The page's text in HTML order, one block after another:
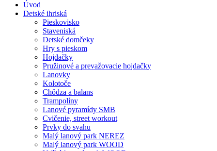
Úvod
Detské ihriská
Pieskovisko
Staveniská
Detské domčeky
Hry s pieskom
Hojdačky
Pružinové a prevažovacie hojdačky
Lanovky
Kolotoče
Chôdza a balans
Trampolíny
Lanové pyramídy SMB
Cvičenie, street workout
Prvky do svahu
Malý lanový park NEREZ
Malý lanový park WOOD